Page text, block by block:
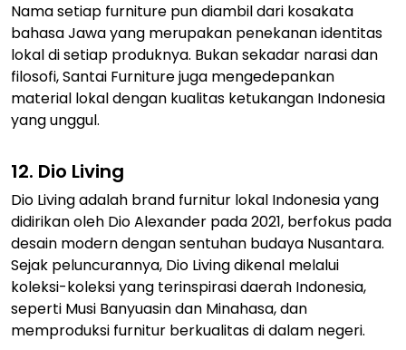
Nama setiap furniture pun diambil dari kosakata
bahasa Jawa yang merupakan penekanan identitas
lokal di setiap produknya. Bukan sekadar narasi dan
filosofi, Santai Furniture juga mengedepankan
material lokal dengan kualitas ketukangan Indonesia
yang unggul.
12. Dio Living
Dio Living adalah brand furnitur lokal Indonesia yang
didirikan oleh Dio Alexander pada 2021, berfokus pada
desain modern dengan sentuhan budaya Nusantara.
Sejak peluncurannya, Dio Living dikenal melalui
koleksi-koleksi yang terinspirasi daerah Indonesia,
seperti Musi Banyuasin dan Minahasa, dan
memproduksi furnitur berkualitas di dalam negeri.